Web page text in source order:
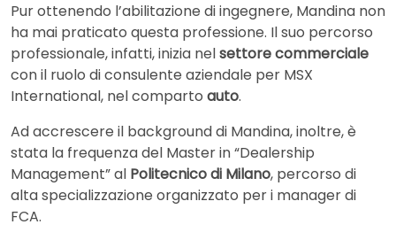
Pur ottenendo l’abilitazione di ingegnere, Mandina non
ha mai praticato questa professione. Il suo percorso
professionale, infatti, inizia nelsettore commerciale
con il ruolo di consulente aziendale per MSX
International, nel comparto auto.
Ad accrescere il background di Mandina, inoltre, è
stata la frequenza del Master in “Dealership
Management” al Politecnico di Milano, percorso di
alta specializzazione organizzato per i manager di
FCA.